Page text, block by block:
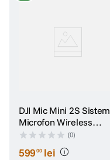
DJI Mic Mini 2S Sistem
Microfon Wireless
Single TX + 1 Mobile RX
+ Carcasa Incarcare
(0)
59900 lei